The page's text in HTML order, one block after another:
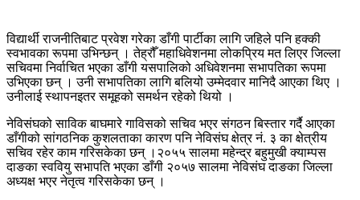
विद्यार्थी राजनीतिबाट प्रवेश गरेका डाँगी पार्टीका लागि जहिले पनि हक्की
स्वभावका रूपमा उभिन्छन् । तेह्रौँ महाधिवेशनमा लोकप्रिय मत लिएर जिल्ला
सचिवमा निर्वाचित भएका डाँगी यसपालिको अधिवेशनमा सभापतिका रूपमा
उभिएका छन् । उनी सभापतिका लागि बलियो उम्मेदवार मानिदै आएका थिए ।
उनीलाई स्थापनइतर समूहको समर्थन रहेको थियो ।
नेविसंघको साविक बाघमारे गाविसको सचिव भएर संगठन बिस्तार गर्दै आएका
डाँगीको सांगठनिक कुशलताका कारण पनि नेविसंघ क्षेत्र नं. ३ का क्षेत्रीय
सचिव रहेर काम गरिसकेका छन् ।२०५५ सालमा महेन्द्र बहुमुखी क्याम्पस
दाङका स्ववियु सभापति भएका डाँगी २०५७ सालमा नेविसंघ दाङका जिल्ला
अध्यक्ष भएर नेतृत्व गरिसकेका छन् ।